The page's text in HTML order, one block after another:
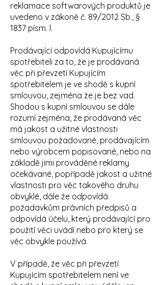
reklamace softwarových produktů je
uvedeno v zákoně č. 89/2012 Sb., §
1837 písm. l.
Prodávající odpovídá Kupujícímu
spotřebiteli za to, že je prodávaná
věc při převzetí Kupujícím
spotřebitelem je ve shodě s kupní
smlouvou, zejména že je bez vad.
Shodou s kupní smlouvou se dále
rozumí zejména, že prodávaná věc
má jakost a užitné vlastnosti
smlouvou požadované, prodávajícím
nebo výrobcem popisované, nebo na
základě jimi prováděné reklamy
očekávané, popřípadě jakost a užitné
vlastnosti pro věc takového druhu
obvyklé, dále že odpovídá
požadavkům právních předpisů a
odpovídá účelu, který prodávající pro
použití věci uvádí nebo pro který se
věc obvykle používá.
V případě, že věc při převzetí
Kupujícím spotřebitelem není ve